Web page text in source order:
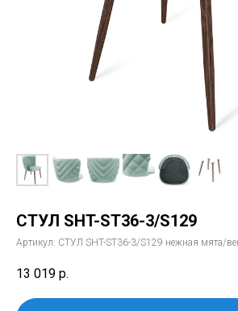
СТУЛ SHT-ST36-3/S129
Артикул: СТУЛ SHT-ST36-3/S129 нежная мята/
13 019 р.